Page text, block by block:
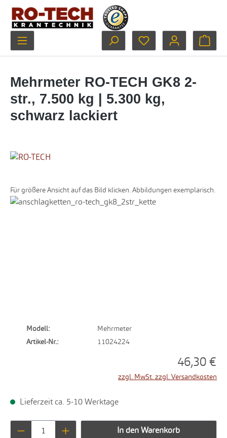
Zum Hauptinhalt springen
Du hast 0 Produkte
Mehrmeter RO-TECH GK8 2-
str., 7.500 kg | 5.300 kg,
schwarz lackiert
Für größere Ansicht auf das Bild klicken. Abbildungen exemplarisch.
Bildergalerie überspringen
Modell:
Mehrmeter
Artikel-Nr.:
11024224
46,30 €
zzgl. MwSt. zzgl. Versandkosten
Lieferzeit ca. 5-10 Werktage
Produkt Anzahl: Gib den gewünschten
In den Warenkorb